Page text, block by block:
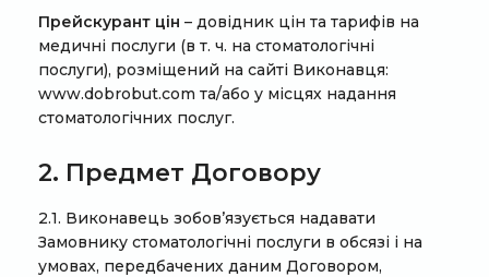
Прейскурант цін – довідник цін та тарифів на
медичні послуги (в т. ч. на стоматологічні
послуги), розміщений на сайті Виконавця:
www.dobrobut.com та/або у місцях надання
стоматологічних послуг.
2. Предмет Договору
2.1. Виконавець зобов’язується надавати
Замовнику стоматологічні послуги в обсязі і на
умовах, передбачених даним Договором,